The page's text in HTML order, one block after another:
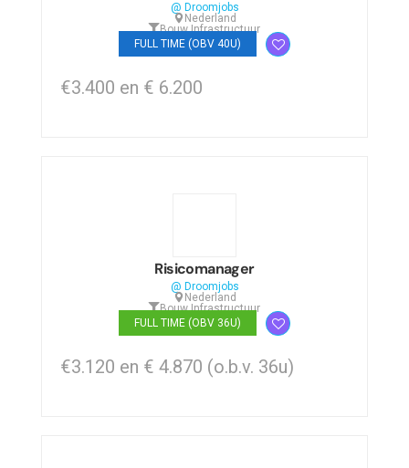
@ Droomjobs
Nederland
Bouw,Infrastructuur
FULL TIME (OBV 40U)
€3.400 en € 6.200
Risicomanager
@ Droomjobs
Nederland
Bouw,Infrastructuur
FULL TIME (OBV 36U)
€3.120 en € 4.870 (o.b.v. 36u)